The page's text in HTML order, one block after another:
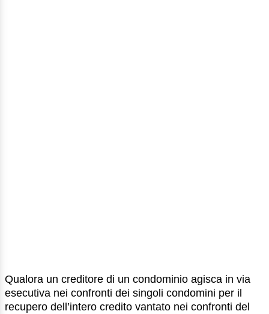
Qualora un creditore di un condominio agisca in via
esecutiva nei confronti dei singoli condomini per il
recupero dell’intero credito vantato nei confronti del